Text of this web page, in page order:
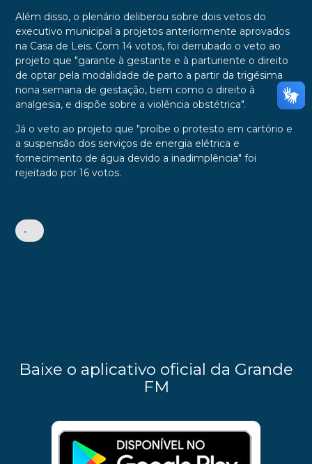
Além disso, o plenário deliberou sobre dois vetos do
executivo municipal a projetos anteriormente aprovados
na Casa de Leis. Com 14 votos, foi derrubado o veto ao
projeto que "garante à gestante e à parturiente o direito
de optar pela modalidade de parto a partir da trigésima
nona semana de gestação, bem como o direito à
analgesia, e dispõe sobre a violência obstétrica".
Já o veto ao projeto que "proíbe o protesto em cartório e
a suspensão dos serviços de energia elétrica e
fornecimento de água devido a inadimplência" foi
rejeitado por 16 votos.
•
Baixe o aplicativo oficial da Grande
FM